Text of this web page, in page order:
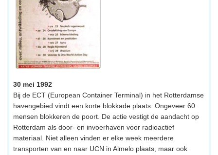
30 mei 1992
Bij de ECT (European Container Terminal) in het Rotterdamse
havengebied vindt een korte blokkade plaats. Ongeveer 60
mensen blokkeren de poort. De actie vestigt de aandacht op
Rotterdam als door- en invoerhaven voor radioactief
materiaal. Niet alleen vinden er elke week meerdere
transporten van en naar UCN in Almelo plaats, maar ook